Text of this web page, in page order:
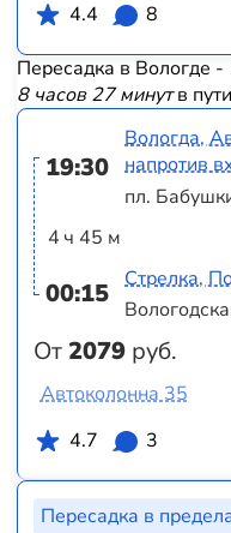
4.4
8
Пересадка в Вологде -
8 часов 27 минутв пути
19:30
4 ч 45 м
00:15
От2079 руб.
Вологда,
напротив
пл.
Стрелка,
Автоколонна 35
4.7
3
Пересадка в